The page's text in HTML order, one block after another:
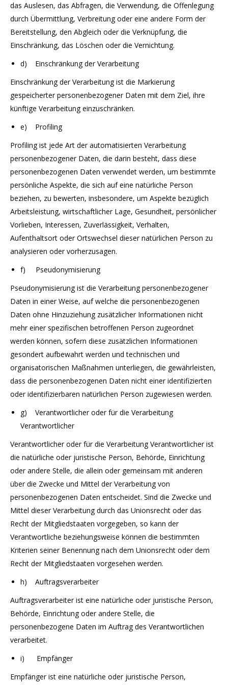
das Auslesen, das Abfragen, die Verwendung, die Offenlegung
durch Übermittlung, Verbreitung oder eine andere Form der
Bereitstellung, den Abgleich oder die Verknüpfung, die
Einschränkung, das Löschen oder die Vernichtung.
d) Einschränkung der Verarbeitung
Einschränkung der Verarbeitung ist die Markierung
gespeicherter personenbezogener Daten mit dem Ziel, ihre
künftige Verarbeitung einzuschränken.
e) Profiling
Profiling ist jede Art der automatisierten Verarbeitung
personenbezogener Daten, die darin besteht, dass diese
personenbezogenen Daten verwendet werden, um bestimmte
persönliche Aspekte, die sich auf eine natürliche Person
beziehen, zu bewerten, insbesondere, um Aspekte bezüglich
Arbeitsleistung, wirtschaftlicher Lage, Gesundheit, persönlicher
Vorlieben, Interessen, Zuverlässigkeit, Verhalten,
Aufenthaltsort oder Ortswechsel dieser natürlichen Person zu
analysieren oder vorherzusagen.
f) Pseudonymisierung
Pseudonymisierung ist die Verarbeitung personenbezogener
Daten in einer Weise, auf welche die personenbezogenen
Daten ohne Hinzuziehung zusätzlicher Informationen nicht
mehr einer spezifischen betroffenen Person zugeordnet
werden können, sofern diese zusätzlichen Informationen
gesondert aufbewahrt werden und technischen und
organisatorischen Maßnahmen unterliegen, die gewährleisten,
dass die personenbezogenen Daten nicht einer identifizierten
oder identifizierbaren natürlichen Person zugewiesen werden.
g) Verantwortlicher oder für die Verarbeitung
Verantwortlicher
Verantwortlicher oder für die Verarbeitung Verantwortlicher ist
die natürliche oder juristische Person, Behörde, Einrichtung
oder andere Stelle, die allein oder gemeinsam mit anderen
über die Zwecke und Mittel der Verarbeitung von
personenbezogenen Daten entscheidet. Sind die Zwecke und
Mittel dieser Verarbeitung durch das Unionsrecht oder das
Recht der Mitgliedstaaten vorgegeben, so kann der
Verantwortliche beziehungsweise können die bestimmten
Kriterien seiner Benennung nach dem Unionsrecht oder dem
Recht der Mitgliedstaaten vorgesehen werden.
h) Auftragsverarbeiter
Auftragsverarbeiter ist eine natürliche oder juristische Person,
Behörde, Einrichtung oder andere Stelle, die
personenbezogene Daten im Auftrag des Verantwortlichen
verarbeitet.
i) Empfänger
Empfänger ist eine natürliche oder juristische Person,